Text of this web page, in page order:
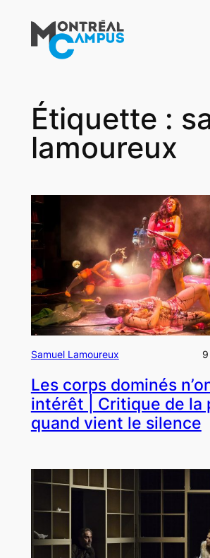
contenu
Étiquette :
lamoureux
Samuel Lamoureux
Les corps dominés
intérêt | Critique de la
quand vient le silence